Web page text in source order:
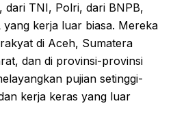
dari TNI, Polri, dari BNPB,
yang kerja luar biasa. Mereka
di Aceh, Sumatera
dan di provinsi-provinsi
pujian setinggi-
kerja keras yang luar